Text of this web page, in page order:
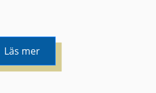
Läs mer